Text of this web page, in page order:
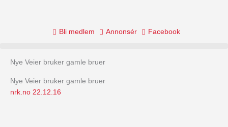
Bli medlem Annonsér Facebook
Nye Veier bruker gamle bruer
Nye Veier bruker gamle bruer
nrk.no 22.12.16